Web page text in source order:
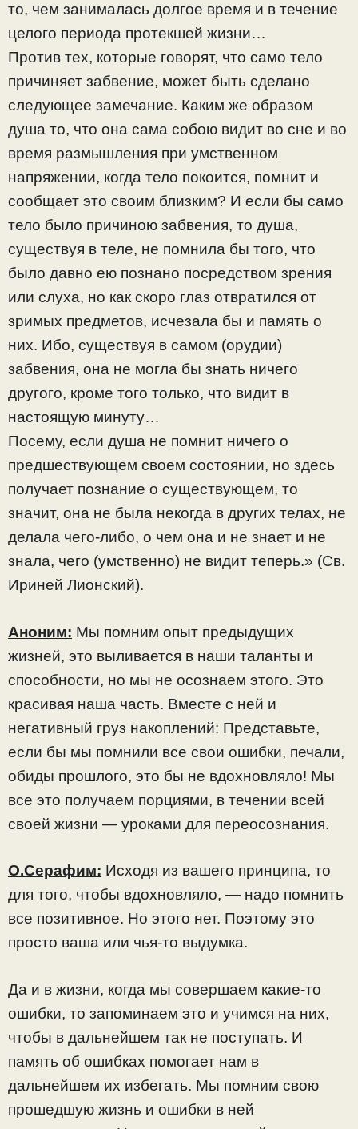
то, чем занималась долгое время и в течение
целого периода протекшей жизни…
Против тех, которые говорят, что само тело
причиняет забвение, может быть сделано
следующее замечание. Каким же образом
душа то, что она сама собою видит во сне и во
время размышления при умственном
напряжении, когда тело покоится, помнит и
сообщает это своим близким? И если бы само
тело было причиною забвения, то душа,
существуя в теле, не помнила бы того, что
было давно ею познано посредством зрения
или слуха, но как скоро глаз отвратился от
зримых предметов, исчезала бы и память о
них. Ибо, существуя в самом (орудии)
забвения, она не могла бы знать ничего
другого, кроме того только, что видит в
настоящую минуту…
Посему, если душа не помнит ничего о
предшествующем своем состоянии, но здесь
получает познание о существующем, то
значит, она не была некогда в других телах, не
делала чего-либо, о чем она и не знает и не
знала, чего (умственно) не видит теперь.» (Св.
Ириней Лионский).
Аноним: Мы помним опыт предыдущих
жизней, это выливается в наши таланты и
способности, но мы не осознаем этого. Это
красивая наша часть. Вместе с ней и
негативный груз накоплений: Представьте,
если бы мы помнили все свои ошибки, печали,
обиды прошлого, это бы не вдохновляло! Мы
все это получаем порциями, в течении всей
своей жизни — уроками для переосознания.
О.Серафим: Исходя из вашего принципа, то
для того, чтобы вдохновляло, — надо помнить
все позитивное. Но этого нет. Поэтому это
просто ваша или чья-то выдумка.
Да и в жизни, когда мы совершаем какие-то
ошибки, то запоминаем это и учимся на них,
чтобы в дальнейшем так не поступать. И
память об ошибках помогает нам в
дальнейшем их избегать. Мы помним свою
прошедшую жизнь и ошибки в ней